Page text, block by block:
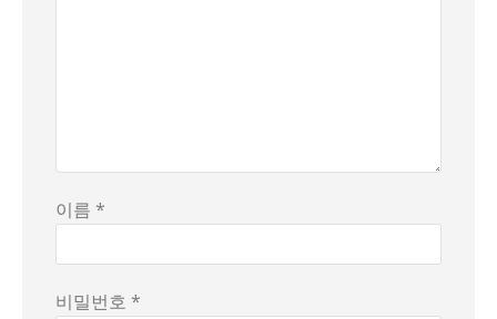
이름 *
비밀번호 *